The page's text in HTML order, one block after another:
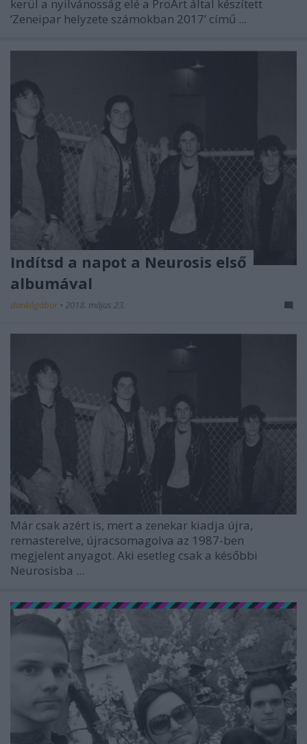
kerül a nyilvánosság elé a ProArt által készített
‘Zeneipar helyzete számokban 2017’ című ...
Indítsd a napot a Neurosis első
albumával
dankógábor • 2018. május 23.
Már csak azért is, mert a zenekar kiadja újra,
remasterelve, újracsomagolva az 1987-ben
megjelent anyagot. Aki esetleg csak a későbbi
Neurosisba ...